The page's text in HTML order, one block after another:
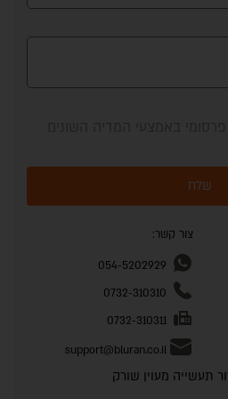
שלח
צור קשר:
054-5202929
0732-310310
0732-310311
support@bluran.co.il